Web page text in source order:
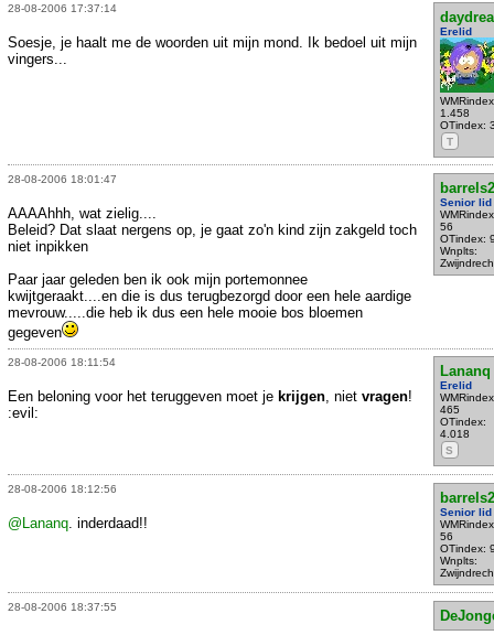
28-08-2006 17:37:14
Erelid
1.458
OTindex:
T
Soesje, je haalt me de woorden uit mijn mond. Ik bedoel uit mijn
vingers...
28-08-2006 18:01:47
Senior lid
56
OTindex:
Wnplts:
Zwijndrech
AAAAhhh, wat zielig....
Beleid? Dat slaat nergens op, je gaat zo'n kind zijn zakgeld toch
niet inpikken
Paar jaar geleden ben ik ook mijn portemonnee
kwijtgeraakt....en die is dus terugbezorgd door een hele aardige
mevrouw.....die heb ik dus een hele mooie bos bloemen
gegeven
28-08-2006 18:11:54
Lananq
Erelid
465
OTindex:
4.018
S
Een beloning voor het teruggeven moet je krijgen, niet vragen!
:evil:
28-08-2006 18:12:56
Senior lid
56
OTindex:
Wnplts:
Zwijndrech
@Lananq . inderdaad!!
28-08-2006 18:37:55